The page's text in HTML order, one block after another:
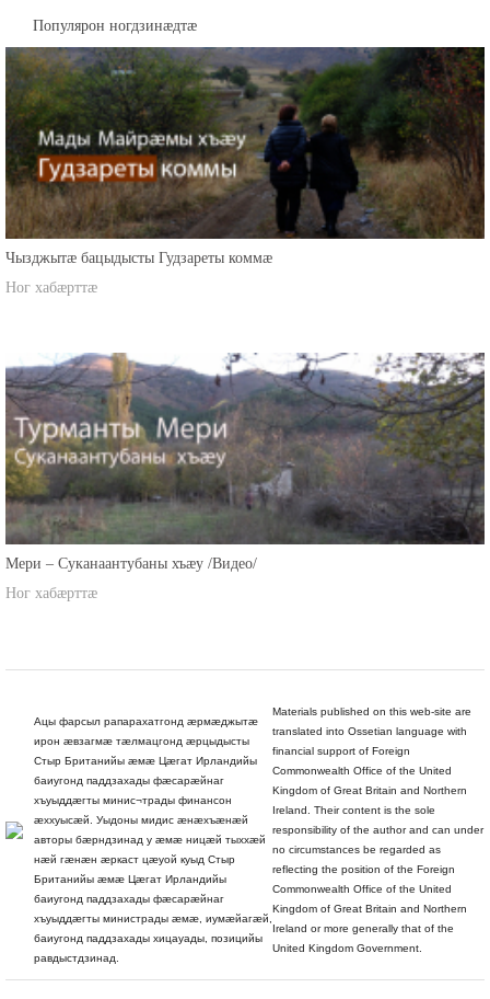
Популярон ногдзинæдтæ
Чызджытæ бацыдысты Гудзареты коммæ
Ног хабæрттæ
Мери – Суканаантубаны хъæу /Видео/
Ног хабæрттæ
Ацы фарсыл рапарахатгонд æрмæджытæ
ирон æвзагмæ тæлмацгонд æрцыдысты
Стыр Британийы æмæ Цæгат Ирландийы
баиугонд паддзахады фæсарæйнаг
хъуыддæгты минис¬трады финансон
æххуысæй. Уыдоны мидис æнæхъæнæй
авторы бæрндзинад у æмæ ницæй тыххæй
нæй гæнæн æркаст цæуой куыд Стыр
Британийы æмæ Цæгат Ирландийы
баиугонд паддзахады фæсарæйнаг
хъуыддæгты министрады æмæ, иумæйагæй,
баиугонд паддзахады хицауады, позицийы
равдыстдзинад.
Materials published on this web-site are
translated into Ossetian language with
financial support of Foreign
Commonwealth Office of the United
Kingdom of Great Britain and Northern
Ireland. Their content is the sole
responsibility of the author and can under
no circumstances be regarded as
reflecting the position of the Foreign
Commonwealth Office of the United
Kingdom of Great Britain and Northern
Ireland or more generally that of the
United Kingdom Government.